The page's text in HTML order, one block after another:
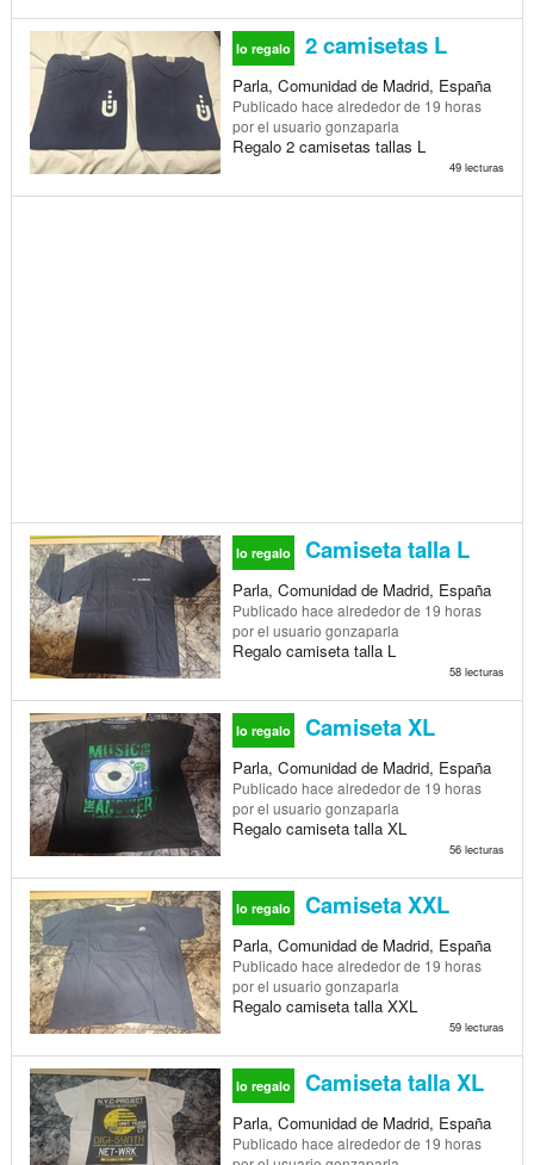
lo regalo 2 camisetas L
Parla, Comunidad de Madrid, España
Publicado hace alrededor de 19 horas
por el usuario gonzaparla
Regalo 2 camisetas tallas L
49 lecturas
lo regalo Camiseta talla L
Parla, Comunidad de Madrid, España
Publicado hace alrededor de 19 horas
por el usuario gonzaparla
Regalo camiseta talla L
58 lecturas
lo regalo Camiseta XL
Parla, Comunidad de Madrid, España
Publicado hace alrededor de 19 horas
por el usuario gonzaparla
Regalo camiseta talla XL
56 lecturas
lo regalo Camiseta XXL
Parla, Comunidad de Madrid, España
Publicado hace alrededor de 19 horas
por el usuario gonzaparla
Regalo camiseta talla XXL
59 lecturas
lo regalo Camiseta talla XL
Parla, Comunidad de Madrid, España
Publicado hace alrededor de 19 horas